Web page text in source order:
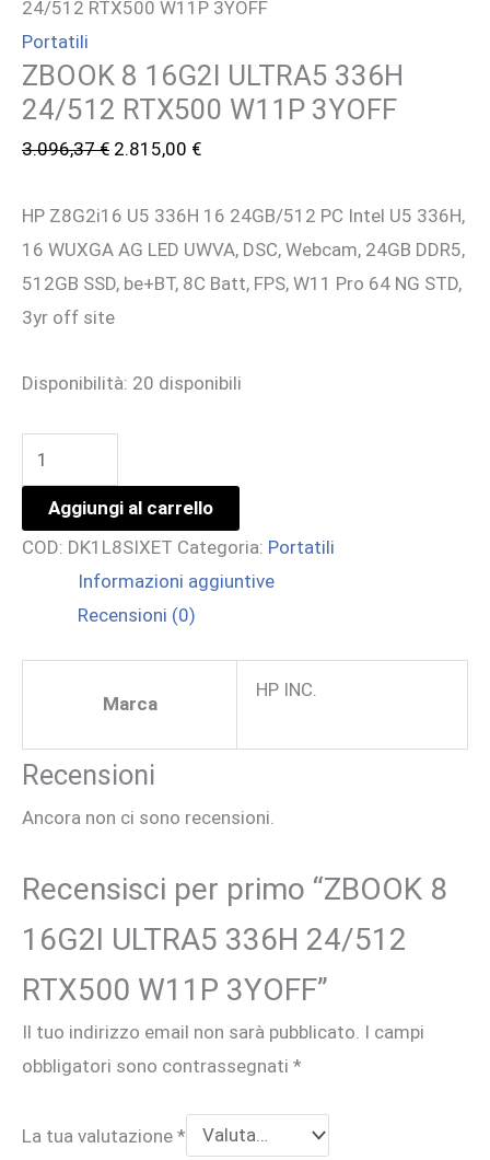
24/512 RTX500 W11P 3YOFF
Portatili
ZBOOK 8 16G2I ULTRA5 336H
24/512 RTX500 W11P 3YOFF
3.096,37€ Il
originale
era:
3.096,37 €.
2.815,00 €Il
attuale
è:
2.815,00 €.
HP Z8G2i16 U5 336H 16 24GB/512 PC Intel U5 336H,
16 WUXGA AG LED UWVA, DSC, Webcam, 24GB DDR5,
512GB SSD, be+BT, 8C Batt, FPS, W11 Pro 64 NG STD,
3yr off site
Disponibilità: 20 disponibili
ZBOOK
8
16G2I
ULTRA5
24/512
quantità
Aggiungi al carrello
COD: DK1L8SIXET Categoria: Portatili
Informazioni aggiuntive
Recensioni (0)
Marca
HP INC.
Recensioni
Ancora non ci sono recensioni.
Recensisci per primo “ZBOOK 8
16G2I ULTRA5 336H 24/512
RTX500 W11P 3YOFF”
Il tuo indirizzo email non sarà pubblicato. I campi
obbligatori sono contrassegnati *
La tua valutazione *